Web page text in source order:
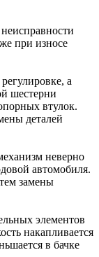
при износе
а
шестерни
втулок.
деталей
неверно
автомобиля.
замены
элементов
накапливается
в бачке